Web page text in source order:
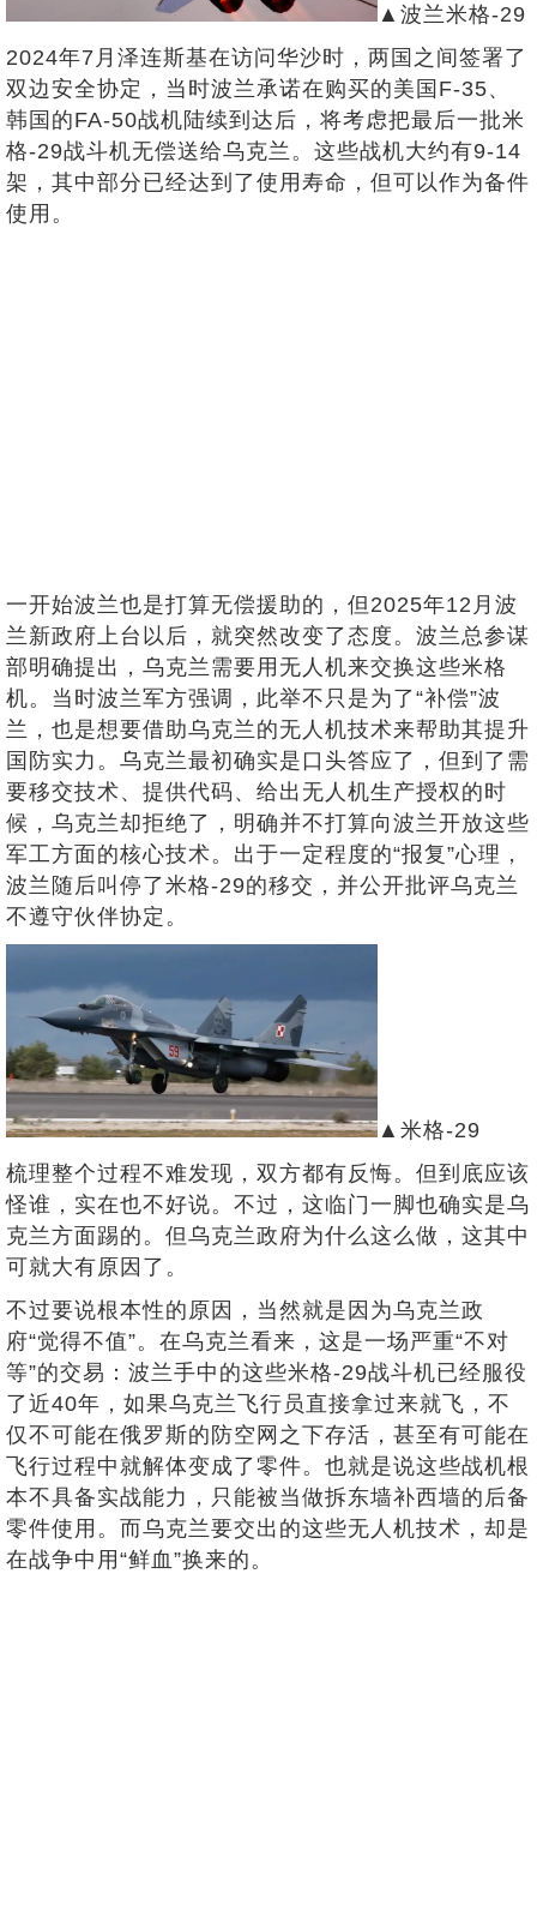
▲波兰米格-29
2024年7月泽连斯基在访问华沙时，两国之间签署了
双边安全协定，当时波兰承诺在购买的美国F-35、
韩国的FA-50战机陆续到达后，将考虑把最后一批米
格-29战斗机无偿送给乌克兰。这些战机大约有9-14
架，其中部分已经达到了使用寿命，但可以作为备件
使用。
一开始波兰也是打算无偿援助的，但2025年12月波
兰新政府上台以后，就突然改变了态度。波兰总参谋
部明确提出，乌克兰需要用无人机来交换这些米格
机。当时波兰军方强调，此举不只是为了“补偿”波
兰，也是想要借助乌克兰的无人机技术来帮助其提升
国防实力。乌克兰最初确实是口头答应了，但到了需
要移交技术、提供代码、给出无人机生产授权的时
候，乌克兰却拒绝了，明确并不打算向波兰开放这些
军工方面的核心技术。出于一定程度的“报复”心理，
波兰随后叫停了米格-29的移交，并公开批评乌克兰
不遵守伙伴协定。
▲米格-29
梳理整个过程不难发现，双方都有反悔。但到底应该
怪谁，实在也不好说。不过，这临门一脚也确实是乌
克兰方面踢的。但乌克兰政府为什么这么做，这其中
可就大有原因了。
不过要说根本性的原因，当然就是因为乌克兰政
府“觉得不值”。在乌克兰看来，这是一场严重“不对
等”的交易：波兰手中的这些米格-29战斗机已经服役
了近40年，如果乌克兰飞行员直接拿过来就飞，不
仅不可能在俄罗斯的防空网之下存活，甚至有可能在
飞行过程中就解体变成了零件。也就是说这些战机根
本不具备实战能力，只能被当做拆东墙补西墙的后备
零件使用。而乌克兰要交出的这些无人机技术，却是
在战争中用“鲜血”换来的。